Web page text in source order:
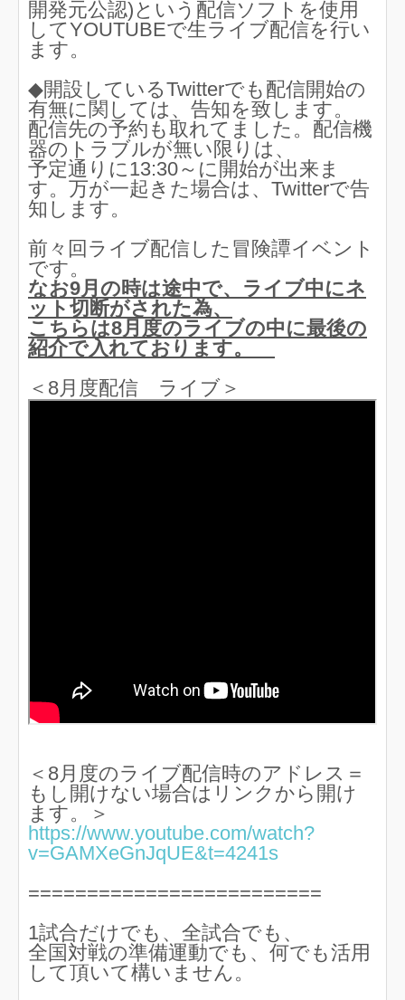
開発元公認)という配信ソフトを使用
してYOUTUBEで生ライブ配信を行い
ます。
◆開設しているTwitterでも配信開始の
有無に関しては、告知を致します。
配信先の予約も取れてました。配信機
器のトラブルが無い限りは、
予定通りに13:30～に開始が出来ま
す。万が一起きた場合は、Twitterで告
知します。
前々回ライブ配信した冒険譚イベント
です。
なお9月の時は途中で、ライブ中にネ
ット切断がされた為、
こちらは8月度のライブの中に最後の
紹介で入れております。
＜8月度配信 ライブ＞
＜8月度のライブ配信時のアドレス＝
もし開けない場合はリンクから開け
ます。＞
https://www.youtube.com/watch?
v=GAMXeGnJqUE&t=4241s
=========================
1試合だけでも、全試合でも、
全国対戦の準備運動でも、何でも活用
して頂いて構いません。